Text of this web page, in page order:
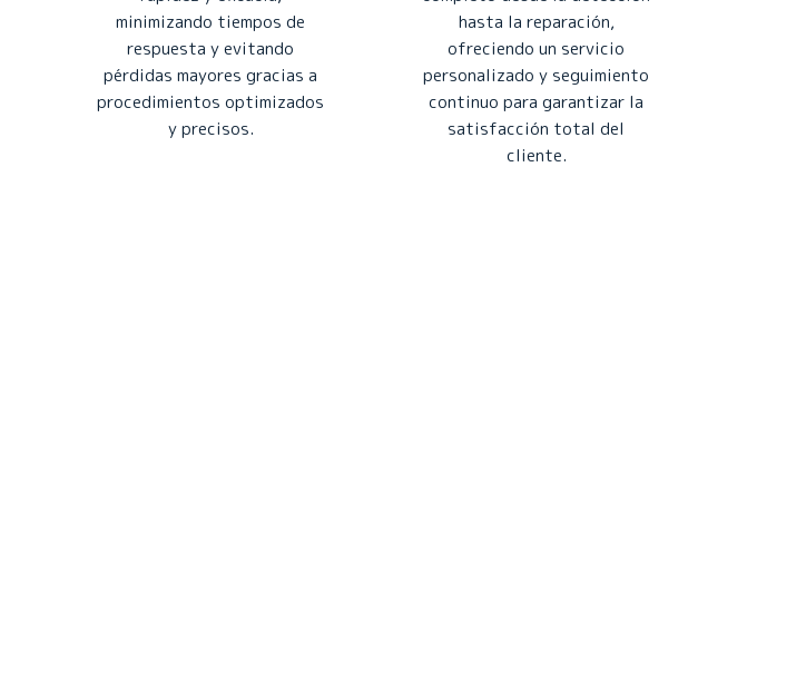
minimizando tiempos de
respuesta y evitando
pérdidas mayores gracias a
procedimientos optimizados
y precisos.
hasta la reparación,
ofreciendo un servicio
personalizado y seguimiento
continuo para garantizar la
satisfacción total del
cliente.